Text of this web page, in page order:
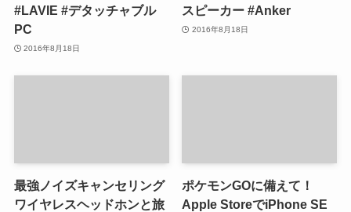
#LAVIE #デタッチャブル
PC
2016年8月18日
スピーカー #Anker
2016年8月18日
最強ノイズキャンセリング
ワイヤレスヘッドホンと旅
ポケモンGOに備えて！
Apple StoreでiPhone SE